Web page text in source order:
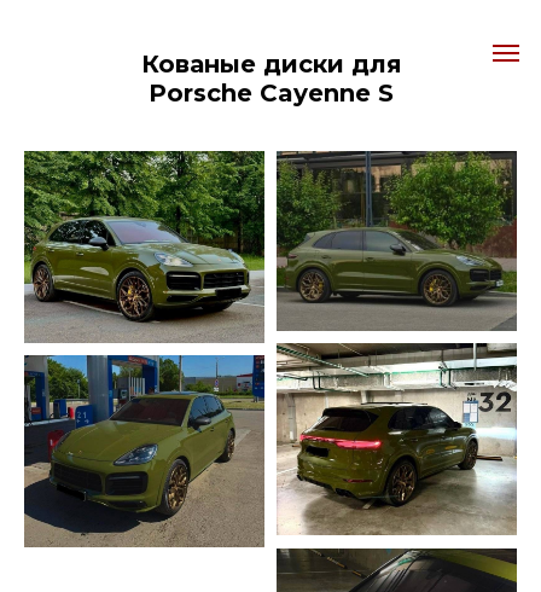
Кованые диски для
Porsche Cayenne S